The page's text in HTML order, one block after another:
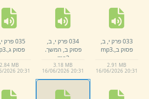
033 פרק י,
ב,
פסוק ב,.
mp3
2.91 MB
16/06/2026 20:31
034 פרק י,
ב,
פסוק ב, המשך.
mp3
3.18 MB
16/06/2026 20:31
035 פרק י,
פסוק ג,.
2.84 MB
2026 20:31